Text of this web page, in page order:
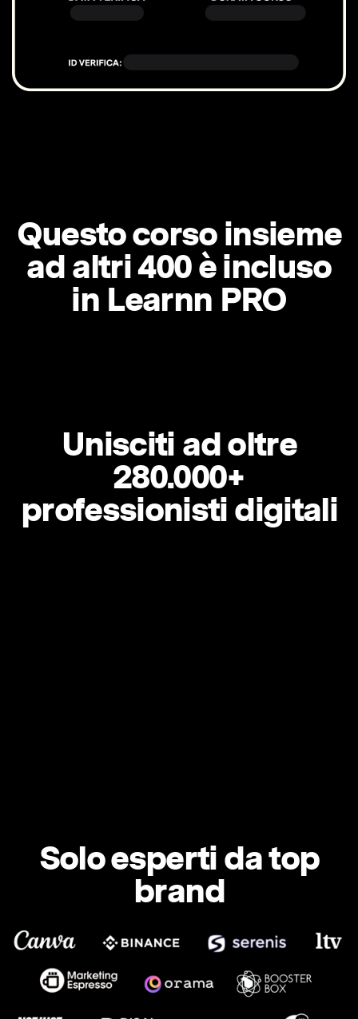
Questo corso insieme
ad altri 400 è incluso
in Learnn PRO
Unisciti ad oltre
280.000+
professionisti digitali
Solo esperti da top
brand